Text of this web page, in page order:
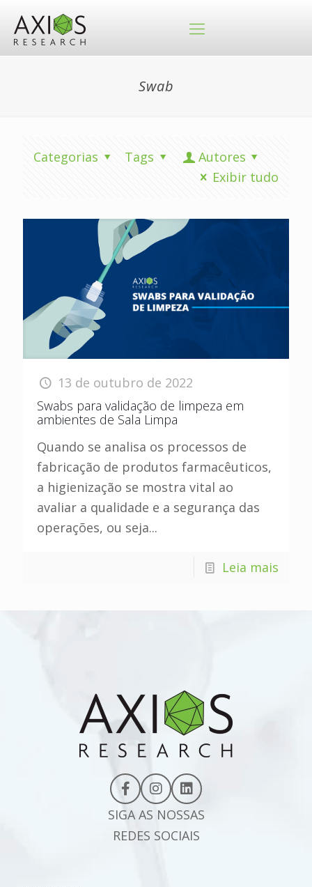
Swab
Categorias Tags
Autores
Exibir tudo
13 de outubro de 2022
Swabs para validação de limpeza em
ambientes de Sala Limpa
Quando se analisa os processos de
fabricação de produtos farmacêuticos,
a higienização se mostra vital ao
avaliar a qualidade e a segurança das
operações, ou seja...
Leia mais
SIGA AS NOSSAS
REDES SOCIAIS